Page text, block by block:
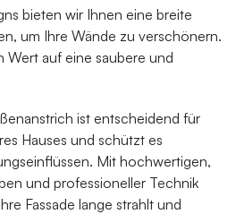
bieten wir Ihnen eine breite
um Ihre Wände zu verschönern.
Wert auf eine saubere und
ist entscheidend für
Hauses und schützt es
Mit hochwertigen,
und professioneller Technik
Fassade lange strahlt und